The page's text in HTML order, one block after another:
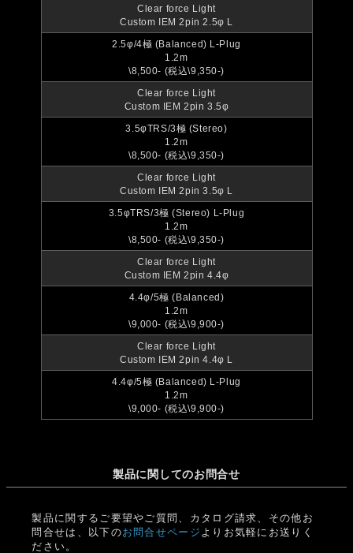
Clear force Light
Custom IEM 2pin 2.5φ L
2.5φ/4極 (Balanced) L-Plug
1.2m
\8,500- (税込\9,350-)
Clear force Light
Custom IEM 2pin 3.5φ
3.5φTRS/3極 (Stereo)
1.2m
\8,500- (税込\9,350-)
Clear force Light
Custom IEM 2pin 3.5φ L
3.5φTRS/3極 (Stereo) L-Plug
1.2m
\8,500- (税込\9,350-)
Clear force Light
Custom IEM 2pin 4.4φ
4.4φ/5極 (Balanced)
1.2m
\9,000- (税込\9,900-)
Clear force Light
Custom IEM 2pin 4.4φ L
4.4φ/5極 (Balanced) L-Plug
1.2m
\9,000- (税込\9,900-)
製品に関してのお問合せ
製品に関するご要望やご質問、カタログ請求、その他お
問合せは、以下のお問合せページ よりお気軽にお送りく
ださい。